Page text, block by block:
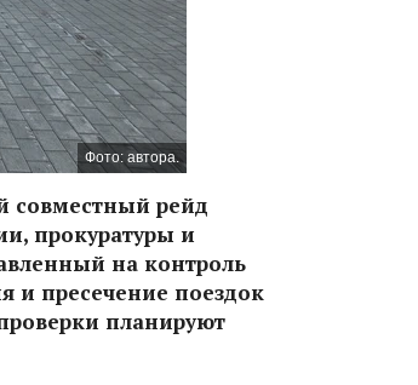
Фото: автора.
совместный рейд
прокуратуры и
на контроль
и пресечение поездок
планируют